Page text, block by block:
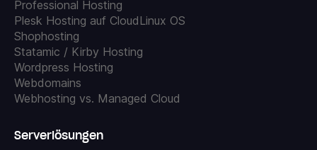
Professional Hosting
Plesk Hosting auf CloudLinux OS
Shophosting
Statamic / Kirby Hosting
Wordpress Hosting
Webdomains
Webhosting vs. Managed Cloud
Serverlösungen